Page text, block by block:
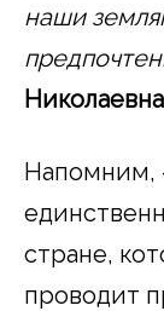
наши
Напомним,
стране,
проводит